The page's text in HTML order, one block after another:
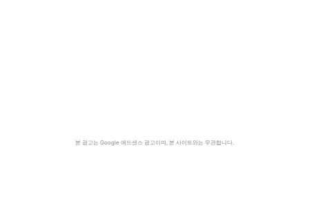
본 광고는 Google 애드센스 광고이며, 본 사이트와는 무관합니다.